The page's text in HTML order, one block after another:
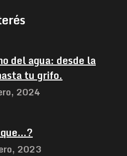
del agua: desde la
tu grifo.
2024
2023